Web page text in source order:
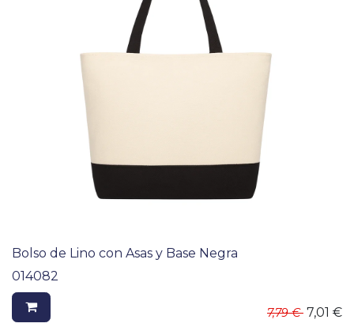
Bolso de Lino con Asas y Base Negra
014082
7,79€ 7,01 €